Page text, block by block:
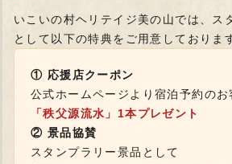
いこいの村ヘリテイジ美の山では、ス
として以下の特典をご用意しておりま
① 応援店クーポン
公式ホームページより宿泊予約のお
「秩父源流水」1本プレゼント
② 景品協賛
スタンプラリー景品として